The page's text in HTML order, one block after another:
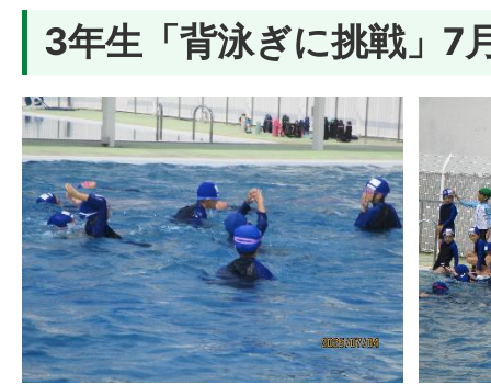
3年生「背泳ぎに挑戦」7